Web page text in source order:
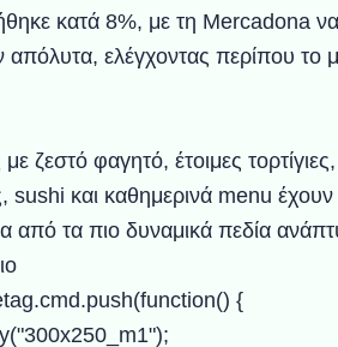
κατά 8%, με τη Mercadona να
απόλυτα, ελέγχοντας περίπου το
με ζεστό φαγητό, έτοιμες τορτίγιες,
sushi και καθημερινά menu έχουν
από τα πιο δυναμικά πεδία
{